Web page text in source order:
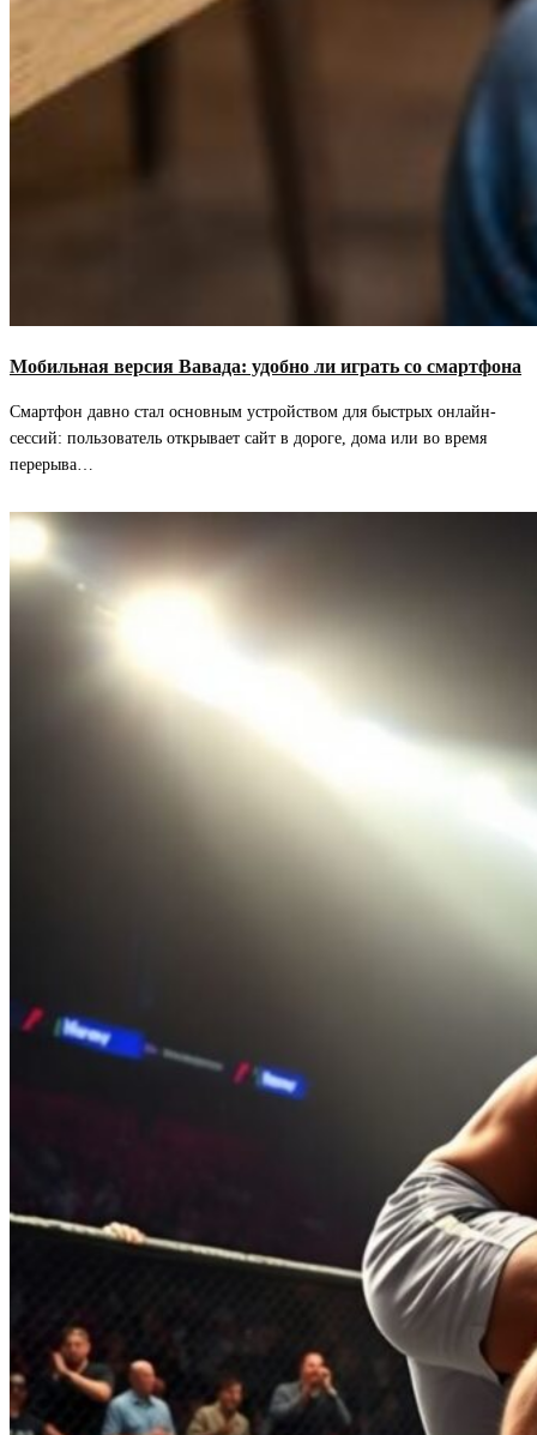
Мобильная версия Вавада: удобно ли играть со смартфона
Смартфон давно стал основным устройством для быстрых онлайн-
сессий: пользователь открывает сайт в дороге, дома или во время
перерыва…